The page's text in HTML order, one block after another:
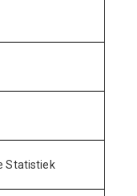
Statistiek